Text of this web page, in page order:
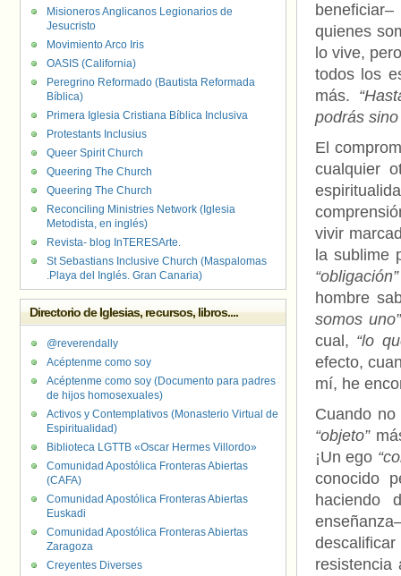
quienes
lo vive,
todos los
más.
podrás
El
cualquier
vivir
la sublime
“obligación”
hombre
somos uno”
cual, “lo
efecto,
mí, he
Cuando
“objeto”
¡Un ego
conocido
haciendo
resistencia
Misioneros Anglicanos Legionarios de
Jesucristo
Movimiento Arco Iris
OASIS (California)
Peregrino Reformado (Bautista Reformada
Bíblica)
Primera Iglesia Cristiana Bíblica Inclusiva
Protestants Inclusius
Queer Spirit Church
Queering The Church
Queering The Church
Reconciling Ministries Network (Iglesia
Metodista, en inglés)
Revista- blog InTERESArte.
St Sebastians Inclusive Church (Maspalomas
.Playa del Inglés. Gran Canaria)
Directorio de Iglesias, recursos, libros....
@reverendally
Acéptenme como soy
Acéptenme como soy (Documento para padres
de hijos homosexuales)
Activos y Contemplativos (Monasterio Virtual de
Espiritualidad)
Biblioteca LGTTB «Oscar Hermes Villordo»
Comunidad Apostólica Fronteras Abiertas
(CAFA)
Comunidad Apostólica Fronteras Abiertas
Euskadi
Comunidad Apostólica Fronteras Abiertas
Zaragoza
Creyentes Diverses